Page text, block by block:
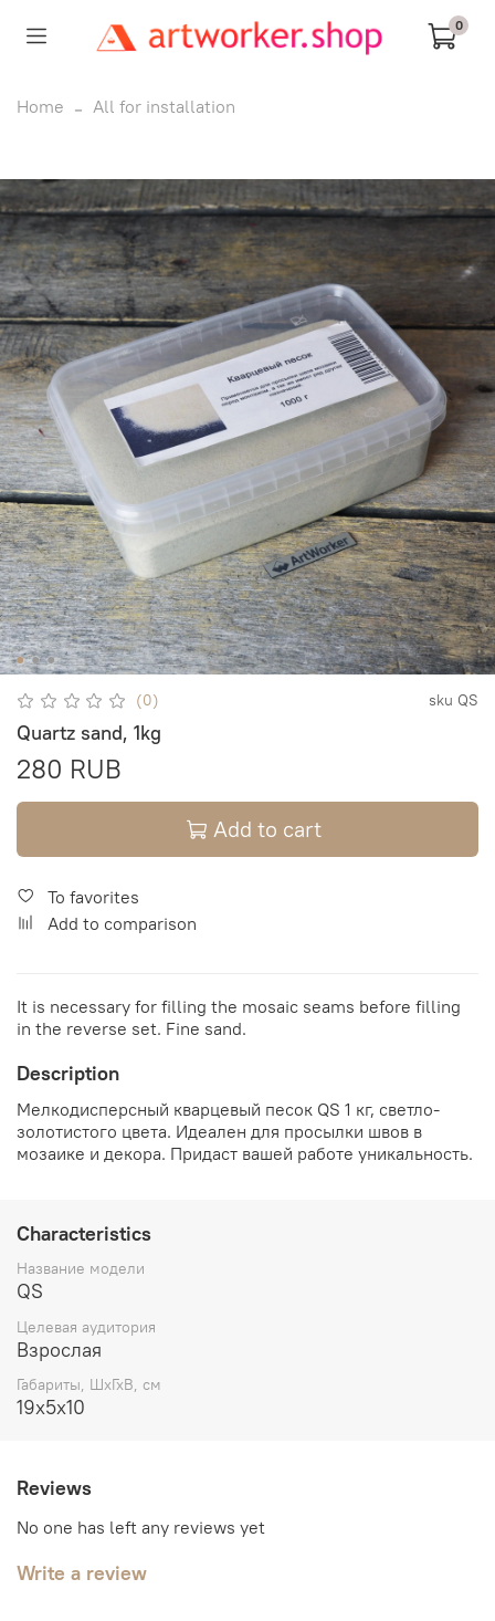
0
Home All for installation
(0) sku QS
Quartz sand, 1kg
280 RUB
Add to cart
To favorites
Add to comparison
It is necessary for filling the mosaic seams before filling
in the reverse set. Fine sand.
Description
Мелкодисперсный кварцевый песок QS 1 кг, светло-
золотистого цвета. Идеален для просылки швов в
мозаике и декора. Придаст вашей работе уникальность.
Characteristics
Название модели
QS
Целевая аудитория
Взрослая
Габариты, ШхГхВ, см
19х5х10
Reviews
No one has left any reviews yet
Write a review